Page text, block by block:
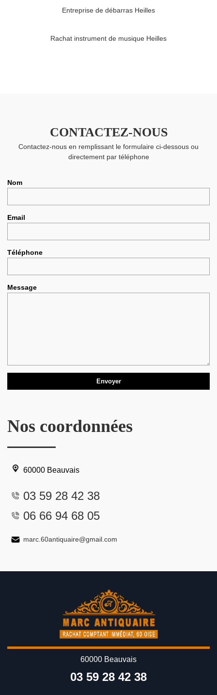
Entreprise de débarras Heilles
Rachat instrument de musique Heilles
CONTACTEZ-NOUS
Contactez-nous en remplissant le formulaire ci-dessous ou
directement par téléphone
Nom
Email
Téléphone
Message
Nos coordonnées
60000 Beauvais
03 59 28 42 38
06 66 94 68 05
marc.60antiquaire@gmail.com
60000 Beauvais
03 59 28 42 38